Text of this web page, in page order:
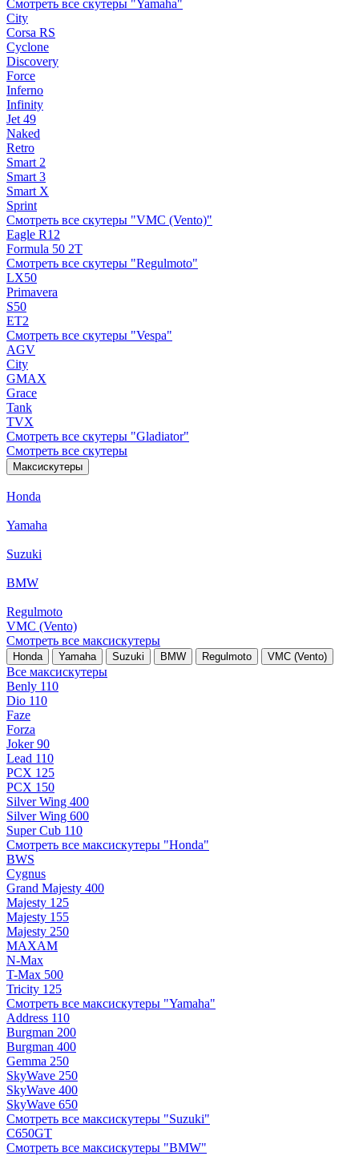
Смотреть все скутеры "Yamaha"
City
Corsa RS
Cyclone
Discovery
Force
Inferno
Infinity
Jet 49
Naked
Retro
Smart 2
Smart 3
Smart X
Sprint
Смотреть все скутеры "VMC (Vento)"
Eagle R12
Formula 50 2Т
Смотреть все скутеры "Regulmoto"
LX50
Primavera
S50
ET2
Смотреть все скутеры "Vespa"
AGV
City
GMAX
Grace
Tank
TVX
Смотреть все скутеры "Gladiator"
Смотреть все скутеры
Максискутеры
Honda
Yamaha
Suzuki
BMW
Regulmoto
VMC (Vento)
Смотреть все максискутеры
Honda Yamaha Suzuki BMW Regulmoto VMC (Vento)
Все максискутеры
Benly 110
Dio 110
Faze
Forza
Joker 90
Lead 110
PCX 125
PCX 150
Silver Wing 400
Silver Wing 600
Super Cub 110
Смотреть все максискутеры "Honda"
BWS
Cygnus
Grand Majesty 400
Majesty 125
Majesty 155
Majesty 250
MAXAM
N-Max
T-Max 500
Tricity 125
Смотреть все максискутеры "Yamaha"
Address 110
Burgman 200
Burgman 400
Gemma 250
SkyWave 250
SkyWave 400
SkyWave 650
Смотреть все максискутеры "Suzuki"
C650GT
Смотреть все максискутеры "BMW"